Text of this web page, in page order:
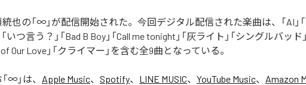
也の「∞」が配信開始された。今回デジタル配信された楽曲は、「AI」「
「いつ言う？」「Bad B Boy」「Call me tonight」「灰ライト」「シングルバッド
Our Love」「クライマー」を含む全9曲となっている。
∞ 」は、 Apple Music、 Spotify、 LINE MUSIC、 YouTube Music、 Amazon